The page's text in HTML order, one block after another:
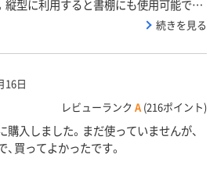
縦型に利用すると書棚にも使用可能で
続きを見る
16日
レビューランク A (216ポイント)
入しました。まだ使っていませんが、
買ってよかったです。